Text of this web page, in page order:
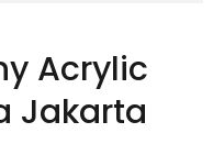
Acrylic
Jakarta